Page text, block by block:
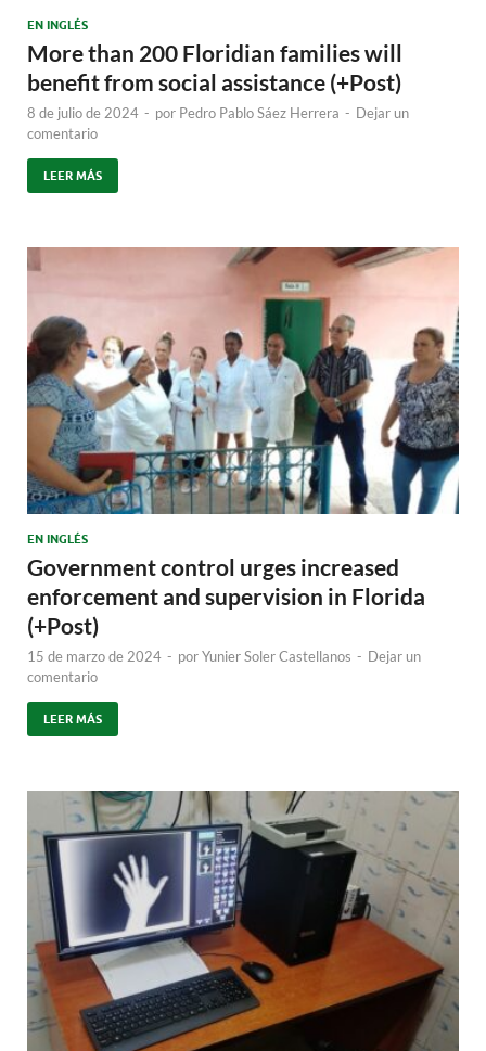
EN INGLÉS
More than 200 Floridian families will
benefit from social assistance (+Post)
8 de julio de 2024 - por Pedro Pablo Sáez Herrera - Dejar un
comentario
LEER MÁS
EN INGLÉS
Government control urges increased
enforcement and supervision in Florida
(+Post)
15 de marzo de 2024 - porYunier Soler Castellanos - Dejar un
comentario
LEER MÁS